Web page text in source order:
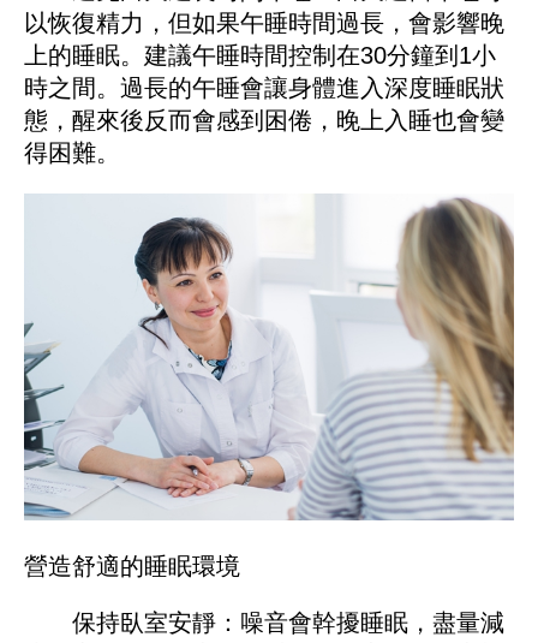
以恢復精力，但如果午睡時間過長，會影響晚
上的睡眠。建議午睡時間控制在30分鐘到1小
時之間。過長的午睡會讓身體進入深度睡眠狀
態，醒來後反而會感到困倦，晚上入睡也會變
得困難。
營造舒適的睡眠環境
保持臥室安靜：噪音會幹擾睡眠，盡量減